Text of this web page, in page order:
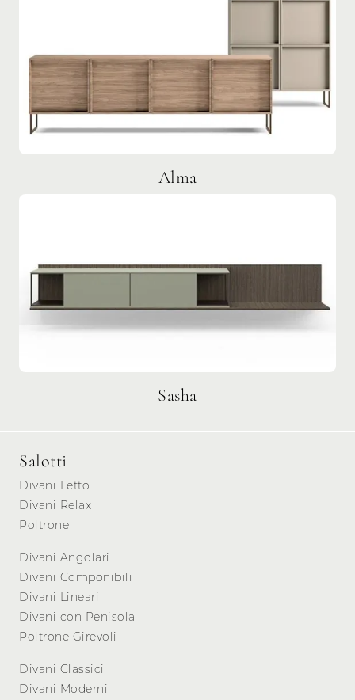
Alma
Sasha
Salotti
Divani Letto
Divani Relax
Poltrone
Divani Angolari
Divani Componibili
Divani Lineari
Divani con Penisola
Poltrone Girevoli
Divani Classici
Divani Moderni